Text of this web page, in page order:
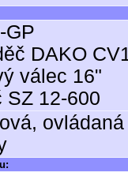
GP
DAKO
válec 16"
SZ 12-600